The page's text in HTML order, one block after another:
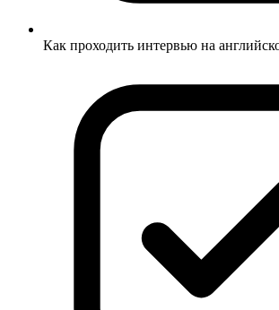
Как проходить интервью на